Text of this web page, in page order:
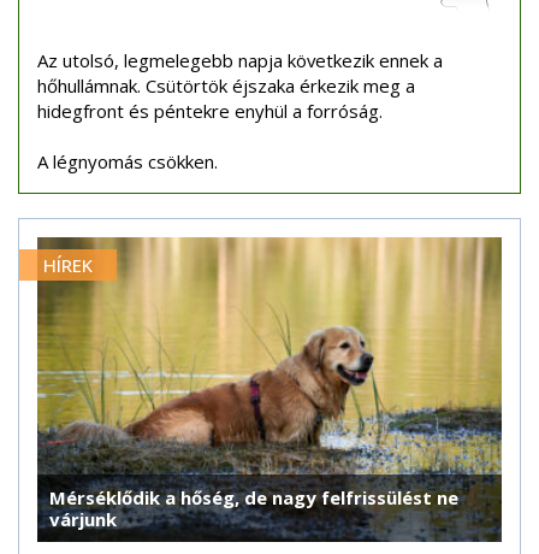
Az utolsó, legmelegebb napja következik ennek a
hőhullámnak. Csütörtök éjszaka érkezik meg a
hidegfront és péntekre enyhül a forróság.
A légnyomás csökken.
HÍREK
Mérséklődik a hőség, de nagy felfrissülést ne
várjunk